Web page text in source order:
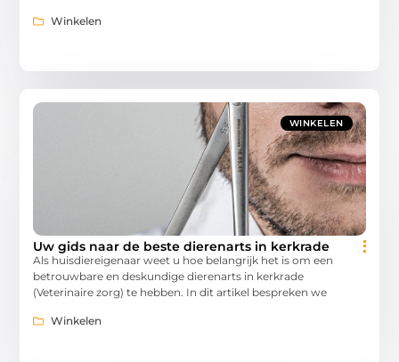
Winkelen
WINKELEN
Uw gids naar de beste dierenarts in kerkrade
Als huisdiereigenaar weet u hoe belangrijk het is om een
betrouwbare en deskundige dierenarts in kerkrade
(Veterinaire zorg) te hebben. In dit artikel bespreken we
Winkelen